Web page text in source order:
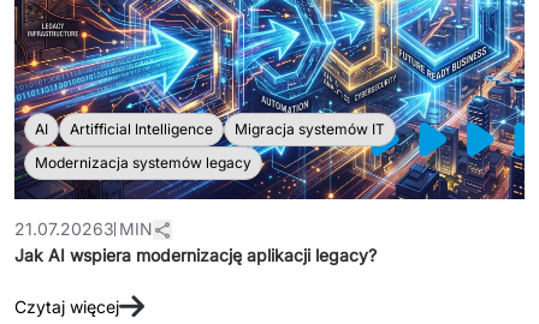
AI Artifficial Intelligence
Migracja systemów IT
Modernizacja systemów legacy
21.07.20263 MIN
Jak AI wspiera modernizację aplikacji legacy?
Czytaj więcej